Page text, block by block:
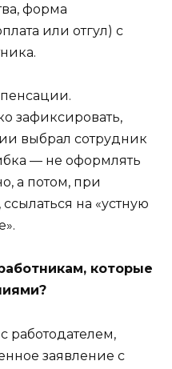
форма
или отгул) с
зафиксировать,
выбрал сотрудник
— не оформлять
а потом, при
на «устную
которые
заявление с